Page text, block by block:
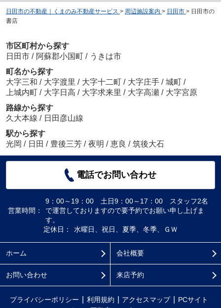
日田市の不動産｜くまのみ不動産サービス > 周辺施設案内 > 日田市 > 日田市の
書店
市区町村から探す
日田市 / 阿蘇郡小国町 / うきは市
町名から探す
大字三和 / 大字渡里 / 大字十二町 / 大字庄手 / 城町 /
上城内町 / 大字日高 / 大字求来里 / 大字高瀬 / 大字宮原
路線から探す
久大本線 / 日田彦山線
駅から探す
光岡 / 日田 / 豊後三芳 / 夜明 / 恵良 / 筑後大石
電話でお問い合わせ
営業時間：
9：00～19：00 土日9：00～17：00 スタッフ2名
で運営しておりますので要予約でお願い申し上げま
す。
定休日：
水曜日、祝日、夏季、冬季、ＧＷ
ホーム 会社概要
お問い合わせ 来店予約
プライバシーポリシー 利用規約 アクセスマップ
PCサイト